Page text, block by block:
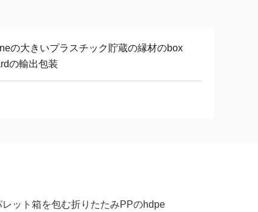
の大きいプラスチック貯蔵の縁材のbox
の輸出包装
ット箱を包む折りたたみPPのhdpe